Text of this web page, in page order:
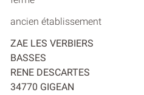
ancien établissement
ZAE LES VERBIERS
BASSES
RENE DESCARTES
34770 GIGEAN